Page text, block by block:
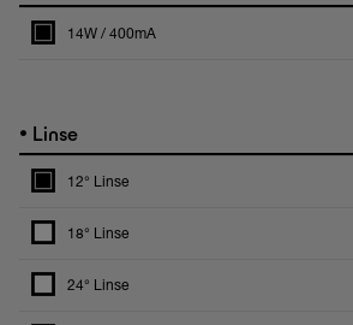
14W / 400mA
• Linse
12° Linse
18° Linse
24° Linse